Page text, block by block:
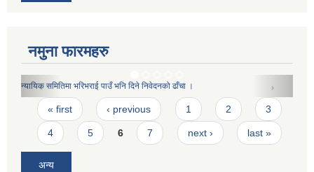
नमुना फारमहरु
बेरोजगार दर्ताका लागि दिने निवेदनको ढाँचा(प्रशोधित)
Pages
« first ‹ previous 1 2 3
4 5 6 7 next › last »
अन्य